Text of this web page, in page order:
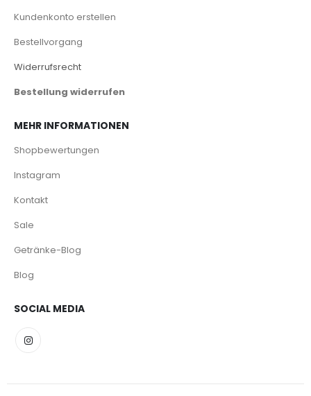
Kundenkonto erstellen
Bestellvorgang
Widerrufsrecht
Bestellung widerrufen
MEHR INFORMATIONEN
Shopbewertungen
Instagram
Kontakt
Sale
Getränke-Blog
Blog
SOCIAL MEDIA